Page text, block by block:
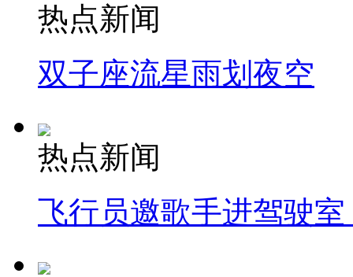
热点新闻
双子座流星雨划夜空
热点新闻
飞行员邀歌手进驾驶